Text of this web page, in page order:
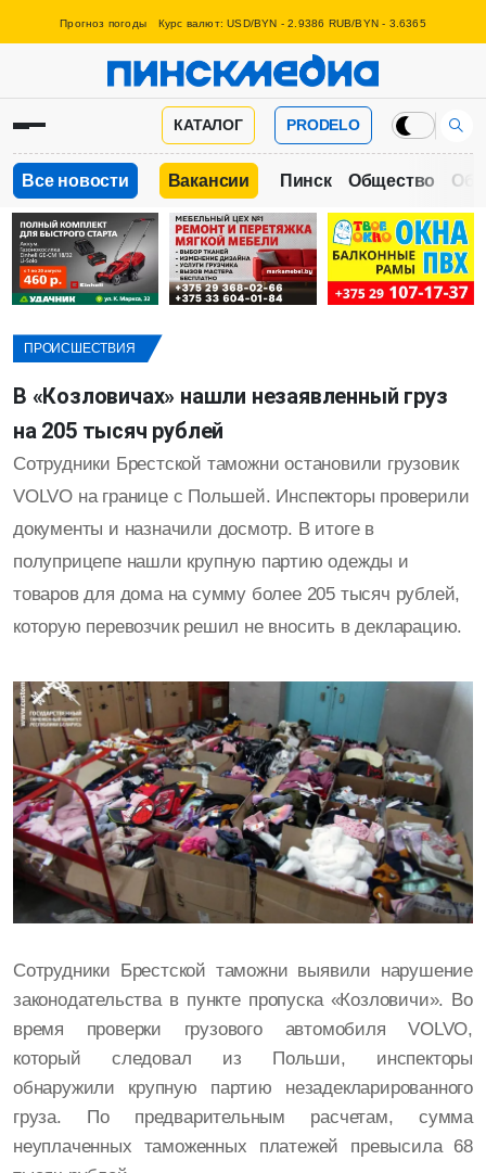
Прогноз погоды Курс валют: USD/BYN - 2.9386 RUB/BYN - 3.6365
КАТАЛОГ PRODELO
Все новости Вакансии Пинск Общество
ПРОИСШЕСТВИЯ
В «Козловичах» нашли незаявленный груз
на 205 тысяч рублей
Сотрудники Брестской таможни остановили грузовик
VOLVO на границе с Польшей. Инспекторы проверили
документы и назначили досмотр. В итоге в
полуприцепе нашли крупную партию одежды и
товаров для дома на сумму более 205 тысяч рублей,
которую перевозчик решил не вносить в декларацию.
Сотрудники Брестской таможни выявили нарушение
законодательства в пункте пропуска «Козловичи». Во
время проверки грузового автомобиля VOLVO,
который следовал из Польши, инспекторы
обнаружили крупную партию незадекларированного
груза. По предварительным расчетам, сумма
неуплаченных таможенных платежей превысила 68